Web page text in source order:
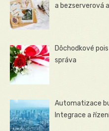
a bezserverová
Dôchodkové
správa
Automatizace
Integrace a